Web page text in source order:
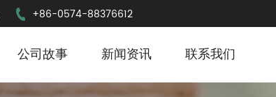
+86-0574-88376612
公司故事 新闻资讯 联系我们